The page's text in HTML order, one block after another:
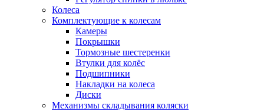
Колеса
Комплектующие к колесам
Камеры
Покрышки
Тормозные шестеренки
Втулки для колёс
Подшипники
Накладки на колеса
Диски
Механизмы складывания коляски